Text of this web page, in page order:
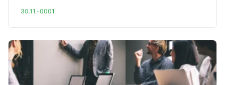
30.11.-0001